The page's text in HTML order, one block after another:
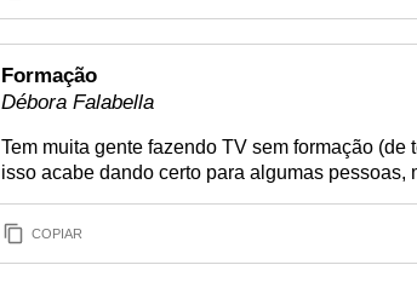
Formação
Débora Falabella
Tem muita gente fazendo TV sem formação (de
isso acabe dando certo para algumas pessoas,
COPIAR